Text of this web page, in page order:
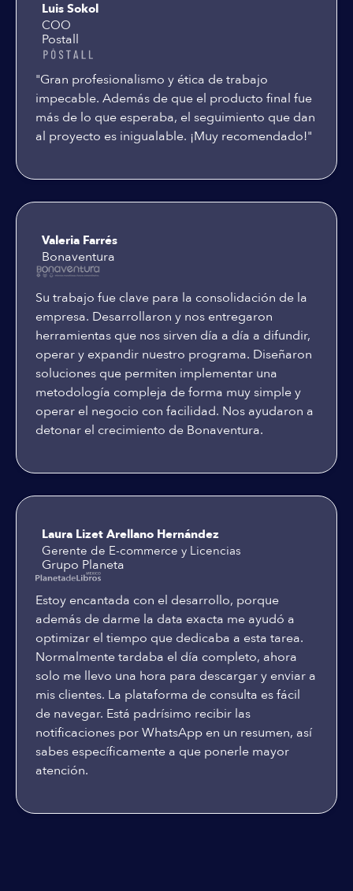
Luis Sokol
COO
Postall
"Gran profesionalismo y ética de trabajo
impecable. Además de que el producto final fue
más de lo que esperaba, el seguimiento que dan
al proyecto es inigualable. ¡Muy recomendado!"
Valeria Farrés
Bonaventura
Su trabajo fue clave para la consolidación de la
empresa. Desarrollaron y nos entregaron
herramientas que nos sirven día a día a difundir,
operar y expandir nuestro programa. Diseñaron
soluciones que permiten implementar una
metodología compleja de forma muy simple y
operar el negocio con facilidad. Nos ayudaron a
detonar el crecimiento de Bonaventura.
Laura Lizet Arellano Hernández
Gerente de E-commerce y Licencias
Grupo Planeta
Estoy encantada con el desarrollo, porque
además de darme la data exacta me ayudó a
optimizar el tiempo que dedicaba a esta tarea.
Normalmente tardaba el día completo, ahora
solo me llevo una hora para descargar y enviar a
mis clientes. La plataforma de consulta es fácil
de navegar. Está padrísimo recibir las
notificaciones por WhatsApp en un resumen, así
sabes específicamente a que ponerle mayor
atención.